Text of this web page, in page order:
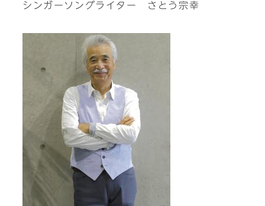
シンガーソングライター さとう宗幸